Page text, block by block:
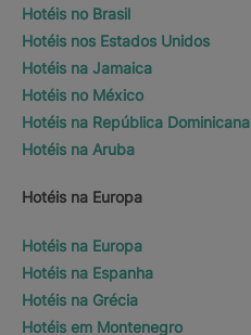
Hotéis no Brasil
Hotéis nos Estados Unidos
Hotéis na Jamaica
Hotéis no México
Hotéis na República Dominicana
Hotéis na Aruba
Hotéis na Europa
Hotéis na Europa
Hotéis na Espanha
Hotéis na Grécia
Hotéis em Montenegro